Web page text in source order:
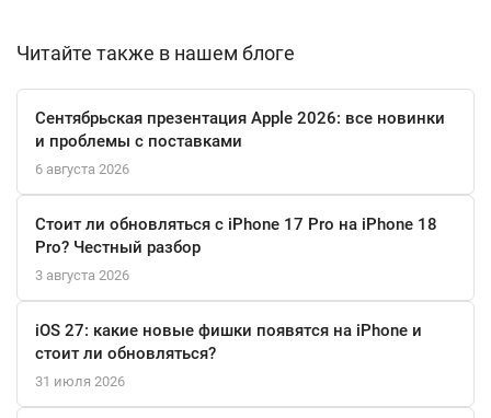
высокой скоростью интернета. Также доступны функции Apple
Pay и Siri, что делает устройство ещё более функциональным.
Защита от воды на глубине до 6 метров и поддержка MagSafe
обеспечивают дополнительную безопасность.
С этим смартфоном вы можете наслаждаться
воспроизведением видео до 26 часов и прослушиванием
музыки до 100 часов. Он станет отличным компаньоном для
всех ваших повседневных задач.
Apple iPhone 14 Plus в цвете «тёмная ночь» — это не просто
телефон, а универсальный инструмент для работы и
творчества, который всегда будет под рукой!
Читайте также в нашем блоге
Сентябрьская презентация Apple 2026: все новинки
и проблемы с поставками
6 августа 2026
Стоит ли обновляться с iPhone 17 Pro на iPhone 18
Pro? Честный разбор
3 августа 2026
iOS 27: какие новые фишки появятся на iPhone и
стоит ли обновляться?
31 июля 2026